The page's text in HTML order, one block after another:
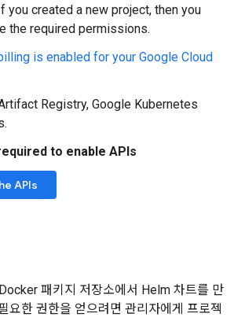
you created a new project, then you
the required permissions.
is enabled for your Google Cloud
Registry, Google Kubernetes
to enable APIs
APIs
패키지 저장소에서 Helm 차트를 만
요한 권한을 얻으려면 관리자에게 프로젝